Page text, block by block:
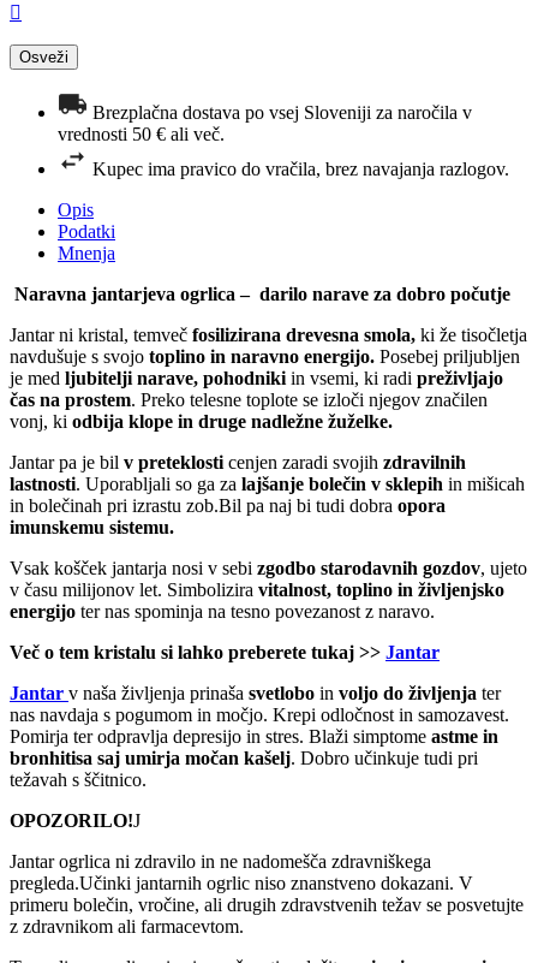

Brezplačna dostava po vsej Sloveniji za naročila v
vrednosti 50 € ali več.
Kupec ima pravico do vračila, brez navajanja razlogov.
Opis
Podatki
Mnenja
Naravna jantarjeva ogrlica – darilo narave za dobro počutje
Jantar ni kristal, temveč fosilizirana drevesna smola, ki že tisočletja
navdušuje s svojo toplino in naravno energijo. Posebej priljubljen
je med ljubitelji narave, pohodniki in vsemi, ki radi preživljajo
čas na prostem. Preko telesne toplote se izloči njegov značilen
vonj, ki odbija klope in druge nadležne žuželke.
Jantar pa je bil v preteklosti cenjen zaradi svojih zdravilnih
lastnosti. Uporabljali so ga za lajšanje bolečin v sklepih in mišicah
in bolečinah pri izrastu zob.Bil pa naj bi tudi dobra opora
imunskemu sistemu.
Vsak košček jantarja nosi v sebi zgodbo starodavnih gozdov, ujeto
v času milijonov let. Simbolizira vitalnost, toplino in življenjsko
energijo ter nas spominja na tesno povezanost z naravo.
Več o tem kristalu si lahko preberete tukaj >> Jantar
Jantar v naša življenja prinaša svetlobo in voljo do življenja ter
nas navdaja s pogumom in močjo. Krepi odločnost in samozavest.
Pomirja ter odpravlja depresijo in stres. Blaži simptome astme in
bronhitisa saj umirja močan kašelj. Dobro učinkuje tudi pri
težavah s ščitnico.
OPOZORILO!J
Jantar ogrlica ni zdravilo in ne nadomešča zdravniškega
pregleda.Učinki jantarnih ogrlic niso znanstveno dokazani. V
primeru bolečin, vročine, ali drugih zdravstvenih težav se posvetujte
z zdravnikom ali farmacevtom.